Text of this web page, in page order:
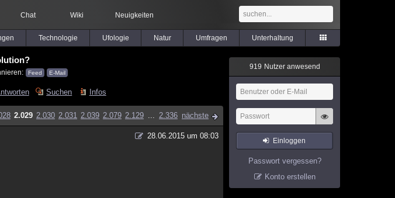
Chat Wiki Neuigkeiten
Technologie Ufologie Natur Umfragen Unterhaltung
Feed E-Mail
Suchen Infos
2.029 2.030 2.031 2.039 2.079 2.129 ... 2.336 nächste
28.06.2015 um 08:03
919 Nutzer anwesend
Einloggen
Passwort vergessen?
Konto erstellen